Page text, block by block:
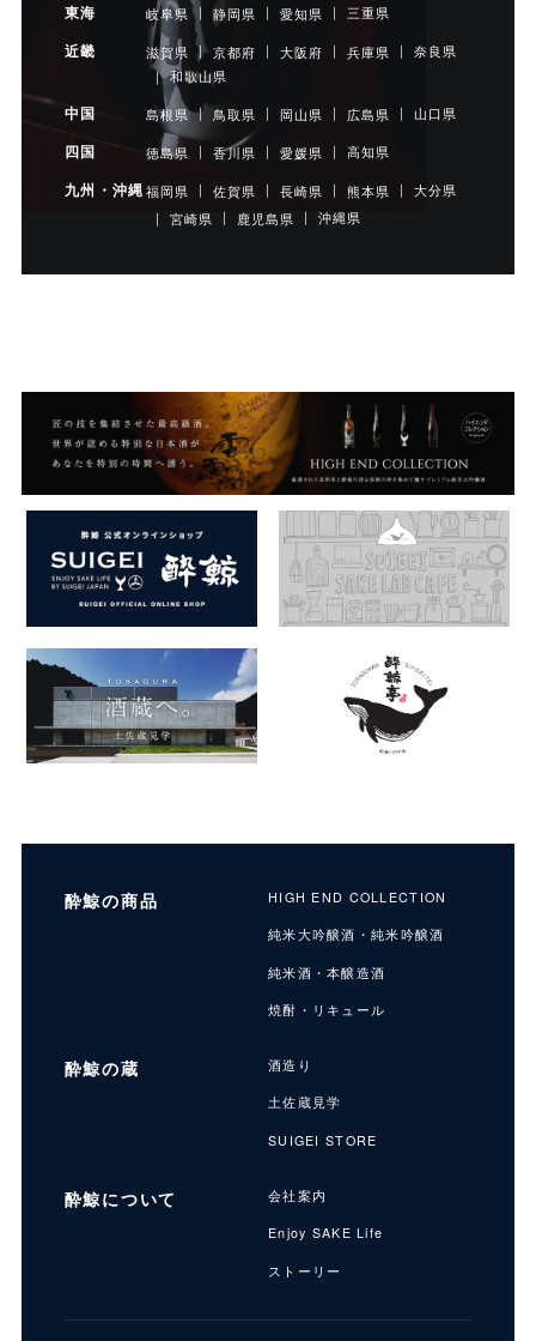
東海 岐阜県 静岡県 愛知県 三重県
近畿 滋賀県 京都府 大阪府 兵庫県
奈良県
和歌山県
中国 島根県 鳥取県 岡山県 広島県 山口県
四国 徳島県 香川県 愛媛県 高知県
九州・沖縄 福岡県 佐賀県 長崎県 熊本県
大分県
宮崎県
鹿児島県 沖縄県
酔鯨の商品 HIGH END COLLECTION
純米大吟醸酒・純米吟醸酒
純米酒・本醸造酒
焼酎・リキュール
酔鯨の蔵 酒造り
土佐蔵見学
SUIGEI STORE
酔鯨について 会社案内
Enjoy SAKE Life
ストーリー